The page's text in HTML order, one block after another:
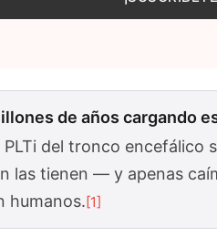
de años cargando
PLTi del tronco encefálico
las tienen — y apenas
humanos.[1]